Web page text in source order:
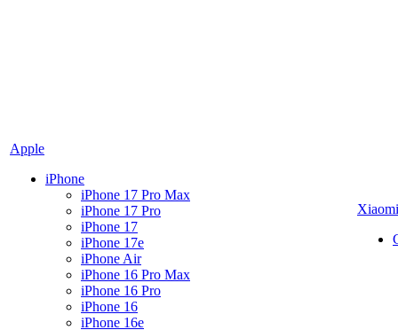
Apple
iPhone
iPhone 17 Pro Max
iPhone 17 Pro
iPhone 17
iPhone 17e
iPhone Air
iPhone 16 Pro Max
iPhone 16 Pro
iPhone 16
iPhone 16e
Xiaomi